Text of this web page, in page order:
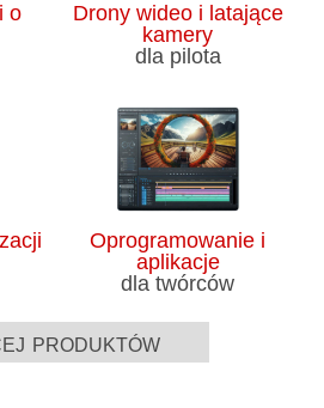
o
Drony wideo i latające
kamery
dla pilota
Oprogramowanie i
aplikacje
dla twórców
produktów